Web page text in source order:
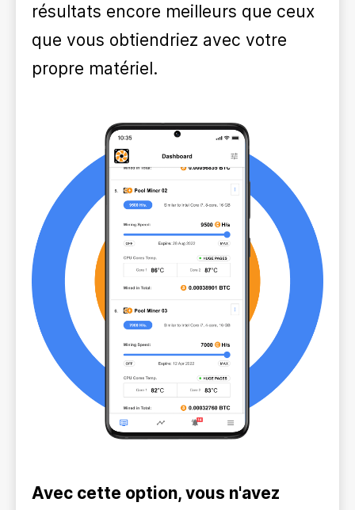
résultats encore meilleurs que ceux
que vous obtiendriez avec votre
propre matériel.
Avec cette option, vous n'avez